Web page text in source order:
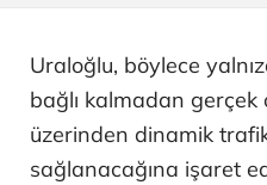
Uraloğlu, böylece
bağlı kalmadan
üzerinden dinamik
sağlanacağına işaret